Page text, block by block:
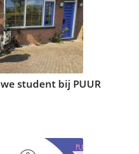
student bij PUUR